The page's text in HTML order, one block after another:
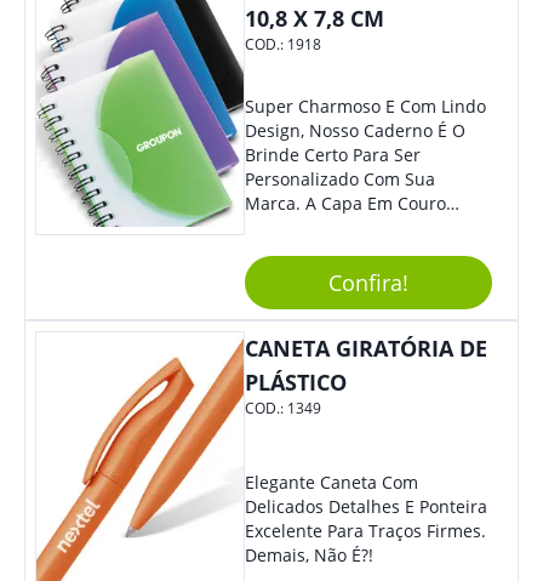
10,8 X 7,8 CM
COD.: 1918
Super Charmoso E Com Lindo
Design, Nosso Caderno É O
Brinde Certo Para Ser
Personalizado Com Sua
Marca. A Capa Em Couro
Elástico Permite Maior
Segurança Ao Carregá-Lo.
Ofereça A Seus Clientes E
Colaboradores, Sem Dúvidas
Eles Irão Adorar.
Confira!
CANETA GIRATÓRIA DE
PLÁSTICO
COD.: 1349
Elegante Caneta Com
Delicados Detalhes E Ponteira
Excelente Para Traços Firmes.
Demais, Não É?!